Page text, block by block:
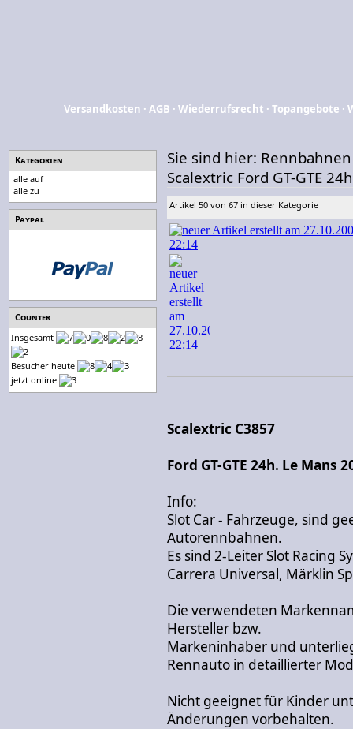
Versandkosten ·AGB ·Wiederrufsrecht ·Topangebote ·
Kategorien
alle auf
alle zu
Paypal
Counter
Insgesamt
Besucher heute
jetzt online
Sie sind hier: Rennbahnen
Scalextric Ford GT-GTE
Artikel 50 von 67 in dieser Kategorie
Scalextric C3857
Ford GT-GTE 24h. Le Mans
Info:
Slot Car - Fahrzeuge, sind
Autorennbahnen.
Es sind 2-Leiter Slot Racing
Carrera Universal, Märklin
Die verwendeten
Hersteller bzw.
Markeninhaber und
Rennauto in detaillierter
Nicht geeignet für Kinder
Änderungen vorbehalten.